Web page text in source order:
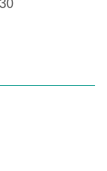
30